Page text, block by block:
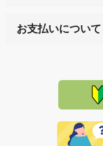
サイト内で購入さ
れの生産メーカー
で、 それぞれ個別
または配送途中の
品代金を返金いた
その際は誠に申し
願いいたします。
お支払いについて
た場合、お客様か
定された場合は、